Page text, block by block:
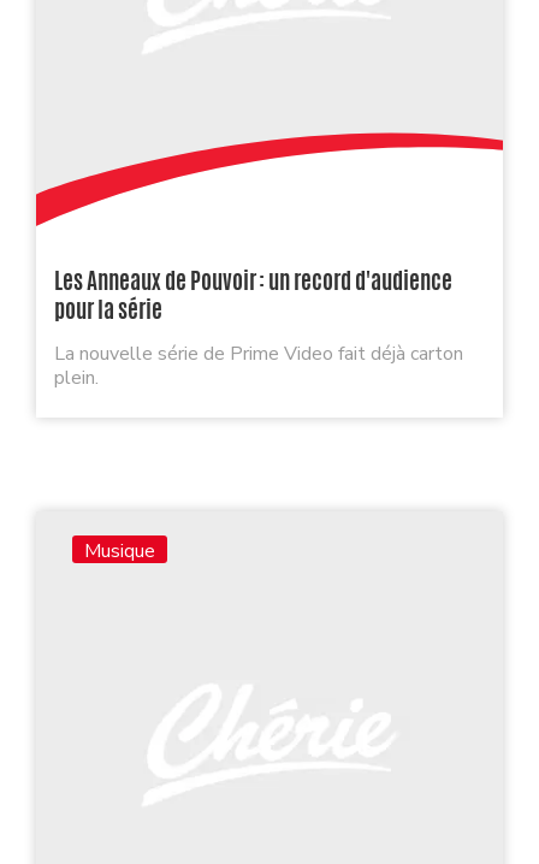
Les Anneaux de Pouvoir : un record d'audience
pour la série
La nouvelle série de Prime Video fait déjà carton
plein.
Musique